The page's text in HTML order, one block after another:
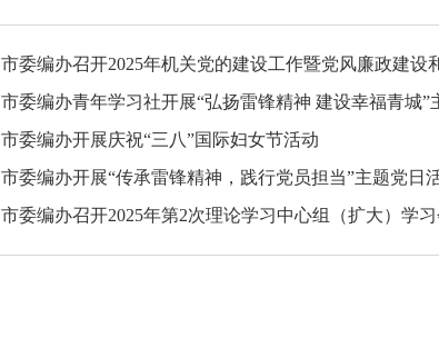
市委编办召开2025年机关党的建设工作暨党风廉政建设
市委编办青年学习社开展“弘扬雷锋精神 建设幸福青城”
市委编办开展庆祝“三八”国际妇女节活动
市委编办开展“传承雷锋精神，践行党员担当”主题党日
市委编办召开2025年第2次理论学习中心组（扩大）学